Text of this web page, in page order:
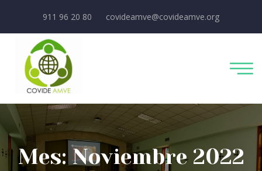
911 96 20 80 covideamve@covideamve.org
Mes:Noviembre 2022